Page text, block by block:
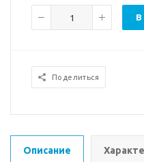
Поделиться
Описание